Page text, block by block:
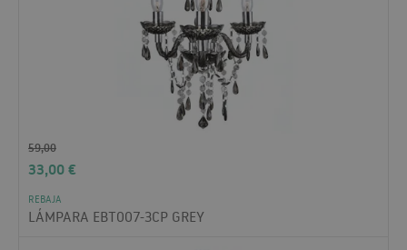
59,00
33,00€
REBAJA
LÁMPARA EBT007-3CP GREY